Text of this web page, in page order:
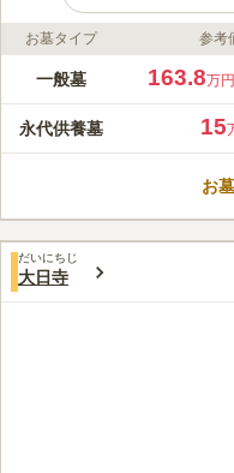
ライフドット編集部のコメント
千葉県千葉市に位置
ため、混雑期でも安心して
の高台にある霊園で
際に法事などの法要
お線香の販売もしてい
みんなの評価
30代男性
駅の周辺には飲食店
名くらいなら食事できるところ
お墓タイプ 参考
一般墓 163.8万
永代供養墓 15
お
だいにちじ
大日寺